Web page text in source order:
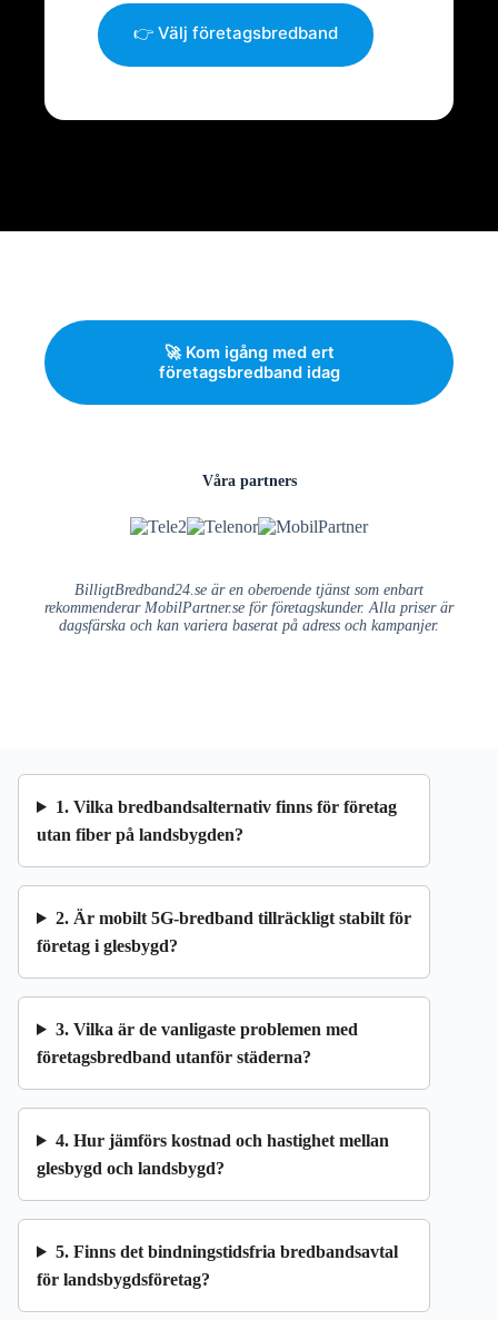
👉 Välj företagsbredband
🚀 Kom igång med ert
företagsbredband idag
Våra partners
BilligtBredband24.se är en oberoende tjänst som enbart
rekommenderar MobilPartner.se för företagskunder. Alla priser är
dagsfärska och kan variera baserat på adress och kampanjer.
1. Vilka bredbandsalternativ finns för företag
utan fiber på landsbygden?
2. Är mobilt 5G-bredband tillräckligt stabilt för
företag i glesbygd?
3. Vilka är de vanligaste problemen med
företagsbredband utanför städerna?
4. Hur jämförs kostnad och hastighet mellan
glesbygd och landsbygd?
5. Finns det bindningstidsfria bredbandsavtal
för landsbygdsföretag?